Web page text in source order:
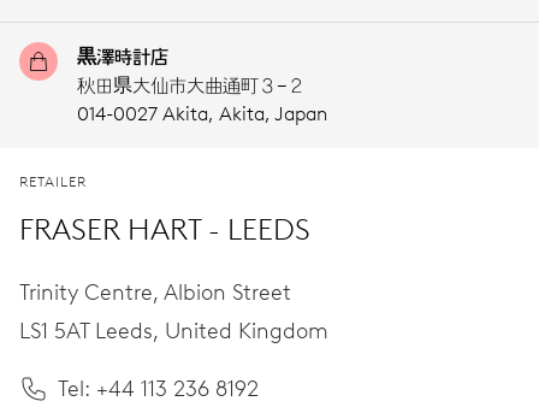
黒澤時計店
秋田県大仙市大曲通町３−２
014-0027 Akita, Akita, Japan
RETAILER
FRASER HART - LEEDS
Trinity Centre, Albion Street
LS1 5AT Leeds, United Kingdom
Tel: +44 113 236 8192